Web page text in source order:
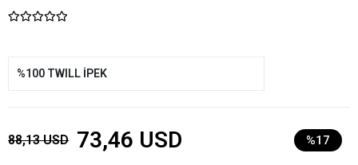
%100 TWILL İPEK
88,13 USD 73,46 USD %17